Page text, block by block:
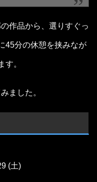
作品から、選りすぐっ
45分の休憩を挟みなが
す。
ました。
(土)